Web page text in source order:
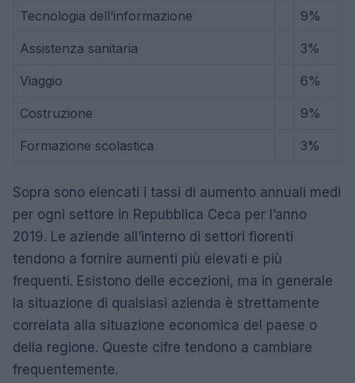
Tecnologia dell’informazione 9%
Assistenza sanitaria 3%
Viaggio 6%
Costruzione 9%
Formazione scolastica 3%
Sopra sono elencati i tassi di aumento annuali medi
per ogni settore in Repubblica Ceca per l’anno
2019. Le aziende all’interno di settori fiorenti
tendono a fornire aumenti più elevati e più
frequenti. Esistono delle eccezioni, ma in generale
la situazione di qualsiasi azienda è strettamente
correlata alla situazione economica del paese o
della regione. Queste cifre tendono a cambiare
frequentemente.